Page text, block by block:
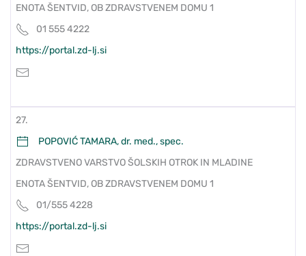
ENOTA ŠENTVID, OB ZDRAVSTVENEM DOMU 1
01 555 4222
https://portal.zd-lj.si
27.
POPOVIĆ TAMARA, dr. med., spec.
ZDRAVSTVENO VARSTVO ŠOLSKIH OTROK IN MLADINE
ENOTA ŠENTVID, OB ZDRAVSTVENEM DOMU 1
01/555 4228
https://portal.zd-lj.si